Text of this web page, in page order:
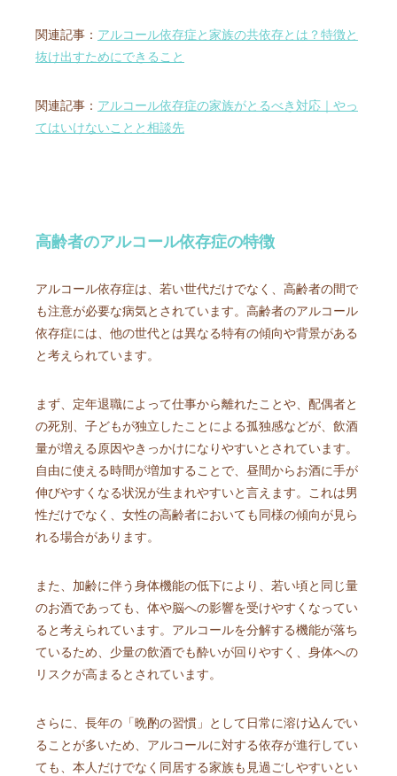
関連記事： アルコール依存症と家族の共依存とは？特徴と
抜け出すためにできること
関連記事： アルコール依存症の家族がとるべき対応｜やっ
てはいけないことと相談先
高齢者のアルコール依存症の特徴
アルコール依存症は、若い世代だけでなく、高齢者の間で
も注意が必要な病気とされています。高齢者のアルコール
依存症には、他の世代とは異なる特有の傾向や背景がある
と考えられています。
まず、定年退職によって仕事から離れたことや、配偶者と
の死別、子どもが独立したことによる孤独感などが、飲酒
量が増える原因やきっかけになりやすいとされています。
自由に使える時間が増加することで、昼間からお酒に手が
伸びやすくなる状況が生まれやすいと言えます。これは男
性だけでなく、女性の高齢者においても同様の傾向が見ら
れる場合があります。
また、加齢に伴う身体機能の低下により、若い頃と同じ量
のお酒であっても、体や脳への影響を受けやすくなってい
ると考えられています。アルコールを分解する機能が落ち
ているため、少量の飲酒でも酔いが回りやすく、身体への
リスクが高まるとされています。
さらに、長年の「晩酌の習慣」として日常に溶け込んでい
ることが多いため、アルコールに対する依存が進行してい
ても、本人だけでなく同居する家族も見過ごしやすいとい